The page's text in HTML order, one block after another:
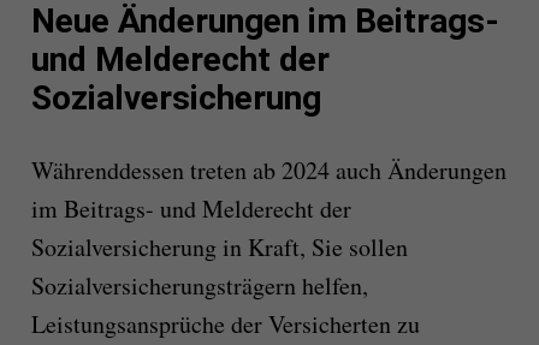
Neue Änderungen im Beitrags-
und Melderecht der
Sozialversicherung
Währenddessen treten ab 2024 auch Änderungen
im Beitrags- und Melderecht der
Sozialversicherung in Kraft, Sie sollen
Sozialversicherungsträgern helfen,
Leistungsansprüche der Versicherten zu